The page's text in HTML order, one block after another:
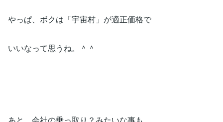
やっぱ、ボクは「宇宙村」が適正価格で
いいなって思うね。＾＾
あと、会社の乗っ取り？みたいな事も